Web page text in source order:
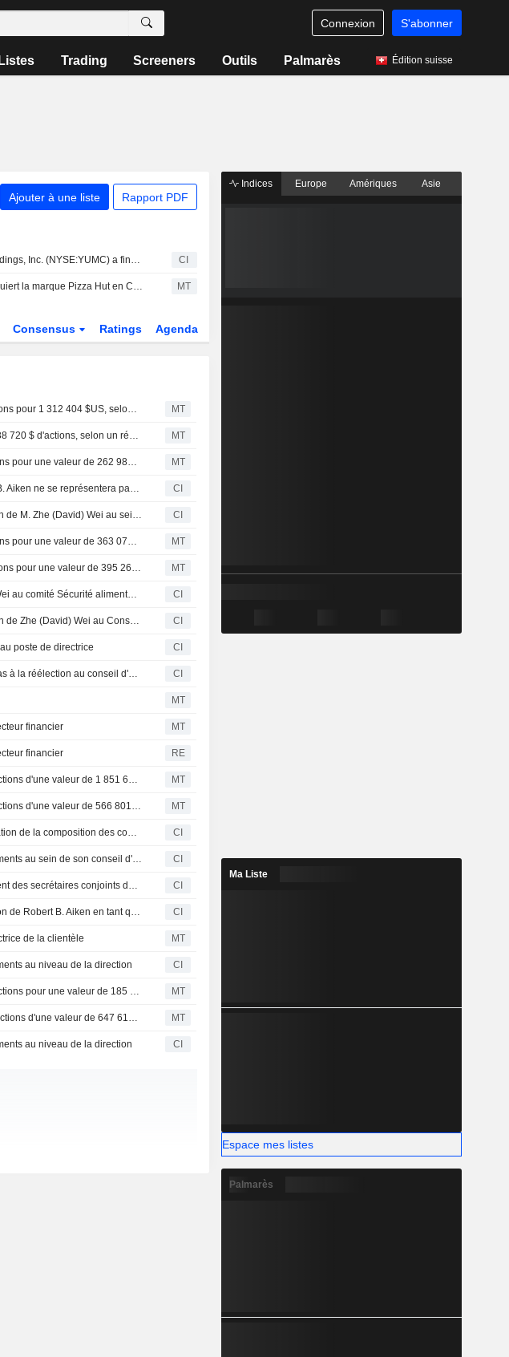
Connexion S'abonner
Listes Trading Screeners Outils Palmarès Édition suisse
Ajouter à une liste Rapport PDF
Yum China Holdings, Inc. (NYSE:YUMC) a finalisé l'acquisition de Shanghai Pizza Hut Co., Ltd. auprès de Yum! Brands, Inc. (NYSE:YUM). CI
Yum China acquiert la marque Pizza Hut en Chine continentale pour 1,2 milliard de dollars MT
Consensus Ratings Agenda
Un cadre de Yum China Holdings cède des actions pour 1 312 404 $US, selon un récent dépôt à la SEC MT
Un initié de Yum China Holdings cède pour 5 738 720 $ d'actions, selon un récent dépôt à la SEC MT
Un initié de Yum China Holdings cède des actions pour une valeur de 262 987 $, selon un récent dépôt à la SEC MT
Yum China Holdings, Inc. annonce que Robert B. Aiken ne se représentera pas au poste d'administrateur lors de l'Assemblée générale 2026 CI
Yum China Holdings, Inc. annonce la nomination de M. Zhe (David) Wei au sein du Comité de nomination et de gouvernance à compter du 12 décembre 2025 CI
Un initié de Yum China Holdings cède des actions pour une valeur de 363 075$, selon un récent dépôt à la SEC MT
Un cadre de Yum China Holdings cède des actions pour une valeur de 395 268 $, selon un récent dépôt auprès de la SEC MT
Yum China Holdings, Inc. nomme Zhe (David) Wei au comité Sécurité alimentaire et Développement durable du Conseil d'administration, à compter du 5 août 2025 CI
Yum China Holdings, Inc. annonce la nomination de Zhe (David) Wei au Conseil d'administration, à compter du 6 août 2025 CI
poste de directrice CI
Peter A. Bassi annonce qu'il ne se présentera pas à la réélection au conseil d'administration de Yum China Holdings, Inc. CI
MT
financier MT
financier RE
Un initié de Yum China Holdings a vendu des actions d'une valeur de 1 851 667 dollars, selon un récent document déposé auprès de la SEC. MT
Un initié de Yum China Holdings a vendu des actions d'une valeur de 566 801 $, selon un récent dépôt auprès de la SEC. MT
Yum China Holdings, Inc. annonce une modification de la composition des comités du conseil d'administration CI
Yum China Holdings, Inc. annonce des changements au sein de son conseil d'administration CI
Yum China Holdings, Inc. annonce le changement des secrétaires conjoints de la société CI
Yum China Holdings, Inc. approuve la nomination de Robert B. Aiken en tant qu'administrateur CI
de la clientèle MT
au niveau de la direction CI
Un initié de Yum China Holdings a vendu des actions pour une valeur de 185 961 $, selon un récent dépôt auprès de la SEC MT
Un initié de Yum China Holdings a acheté des actions d'une valeur de 647 615 $, selon un récent dépôt auprès de la SEC MT
au niveau de la direction CI
Indices Europe Amériques Asie
Ma Liste
Espace mes listes
Palmarès